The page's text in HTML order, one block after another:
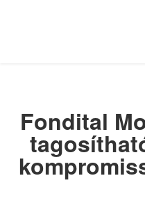
Fondital